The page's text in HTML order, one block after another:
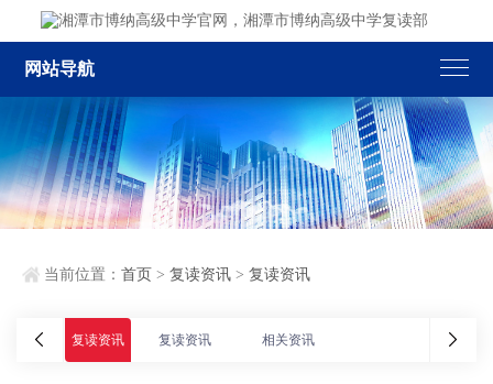
网站导航
当前位置：首页 >复读资讯 >复读资讯
复读资讯 复读资讯 相关资讯